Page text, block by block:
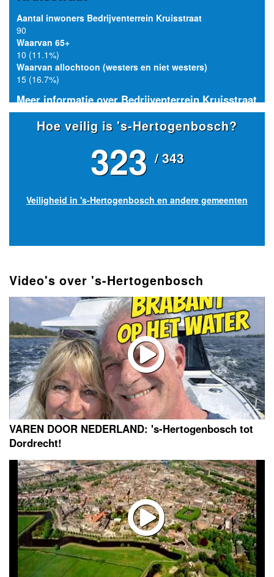
Aantal inwoners Bedrijventerrein Kruisstraat
90
Waarvan 65+
10 (11.1%)
Waarvan allochtoon (westers en niet westers)
15 (16.7%)
Meer informatie over Bedrijventerrein Kruisstraat
Hoe veilig is 's-Hertogenbosch?
323 / 343
Veiligheid in 's-Hertogenbosch en andere gemeenten
Video's over 's-Hertogenbosch
VAREN DOOR NEDERLAND: 's-Hertogenbosch tot
Dordrecht!